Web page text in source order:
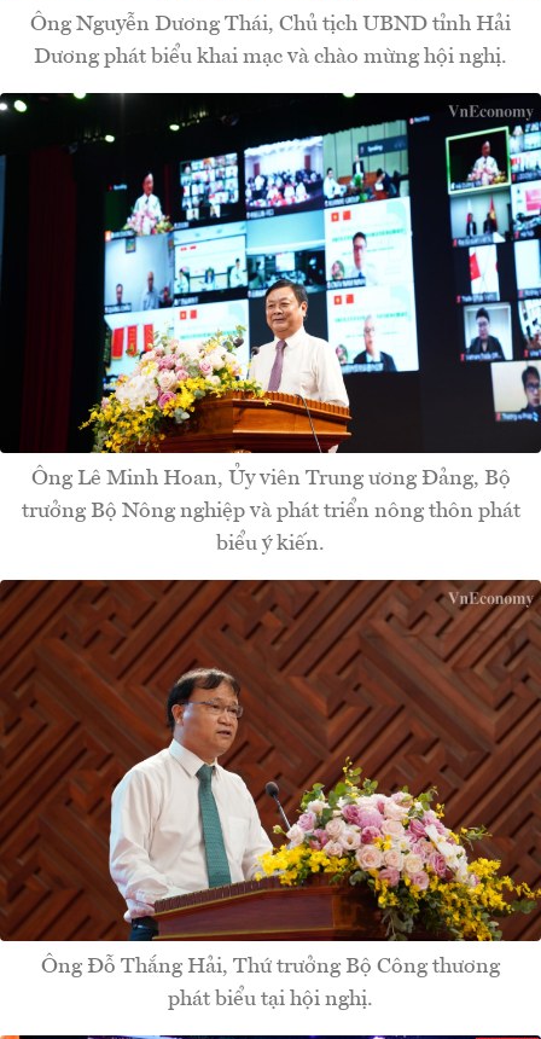
Ông Nguyễn Dương Thái, Chủ tịch UBND tỉnh Hải
Dương phát biểu khai mạc và chào mừng hội nghị.
Ông Lê Minh Hoan, Ủy viên Trung ương Đảng, Bộ
trưởng Bộ Nông nghiệp và phát triển nông thôn phát
biểu ý kiến.
Ông Đỗ Thắng Hải, Thứ trưởng Bộ Công thương
phát biểu tại hội nghị.